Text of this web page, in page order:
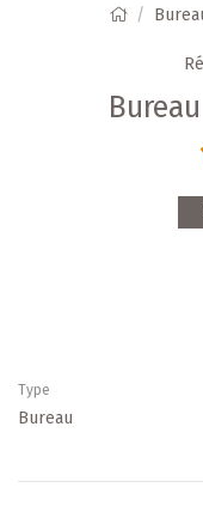
Type
Bureau